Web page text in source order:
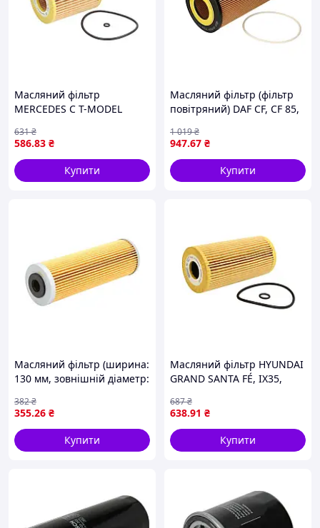
Масляний фільтр
MERCEDES C T-MODEL
(W203), C (W204), CLK
(A209), CLK (C209), CLS
(C218), CLS (C219),
586.83 ₴
631₴
Купити
Масляний фільтр (фільтр
повітряний) DAF CF, CF 85,
MX375 10.05- FEBI 35334
947.67 ₴
1 019₴
Купити
Масляний фільтр (ширина:
130 мм, зовнішній діаметр:
ADVENTURE, DUKE, LC8,
RALLY, RC8, SM, SMR,
SUPER
355.26 ₴
382₴
Купити
Масляний фільтр HYUNDAI
GRAND SANTA FÉ, IX35,
SANTA FÉ III, STARIA,
TUCSON, KIA CARNIVAL III,
SORENTO
638.91 ₴
687₴
Купити